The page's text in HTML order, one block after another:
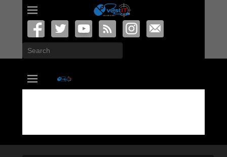
Search
vastIT.ro
Blog de Tehnologie